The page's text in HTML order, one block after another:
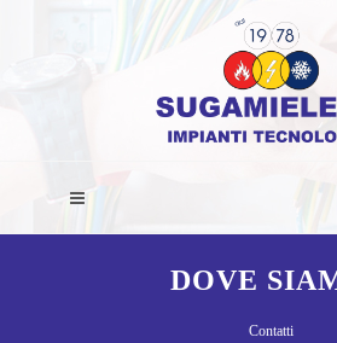
DOVE
Contatti